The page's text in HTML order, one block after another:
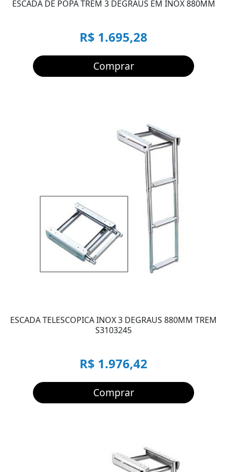
ESCADA DE POPA TREM 3 DEGRAUS EM INOX 880MM
R$ 1.695,28
Comprar
ESCADA TELESCOPICA INOX 3 DEGRAUS 880MM TREM
S3103245
R$ 1.976,42
Comprar